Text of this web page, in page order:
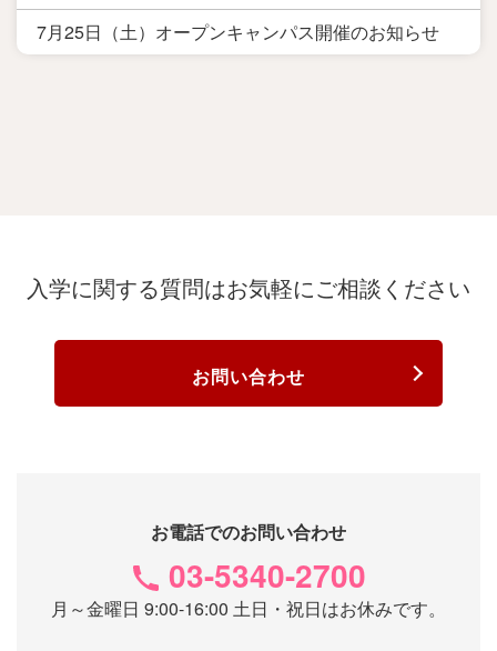
7月25日（土）オープンキャンパス開催のお知らせ
入学に関する質問はお気軽にご相談ください
お問い合わせ
お電話でのお問い合わせ
03-5340-2700
月～金曜日 9:00-16:00 土日・祝日はお休みです。